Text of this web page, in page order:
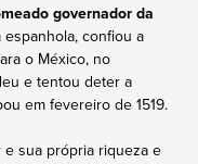
governador da
confiou a
o México, no
e tentou deter a
em fevereiro de 1519.
sua própria riqueza e